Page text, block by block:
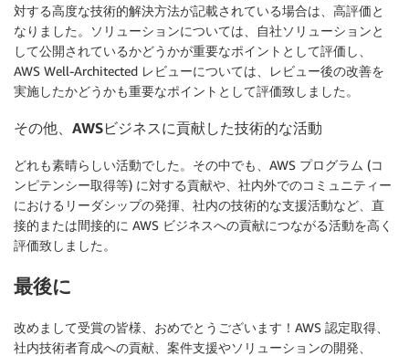
対する高度な技術的解決方法が記載されている場合は、高評価と
なりました。ソリューションについては、自社ソリューションと
して公開されているかどうかが重要なポイントとして評価し、
AWS Well-Architected レビューについては、レビュー後の改善を
実施したかどうかも重要なポイントとして評価致しました。
その他、AWSビジネスに貢献した技術的な活動
どれも素晴らしい活動でした。その中でも、AWS プログラム (コ
ンピテンシー取得等) に対する貢献や、社内外でのコミュニティー
におけるリーダシップの発揮、社内の技術的な支援活動など、直
接的または間接的に AWS ビジネスへの貢献につながる活動を高く
評価致しました。
最後に
改めまして受賞の皆様、おめでとうございます！AWS 認定取得、
社内技術者育成への貢献、案件支援やソリューションの開発、